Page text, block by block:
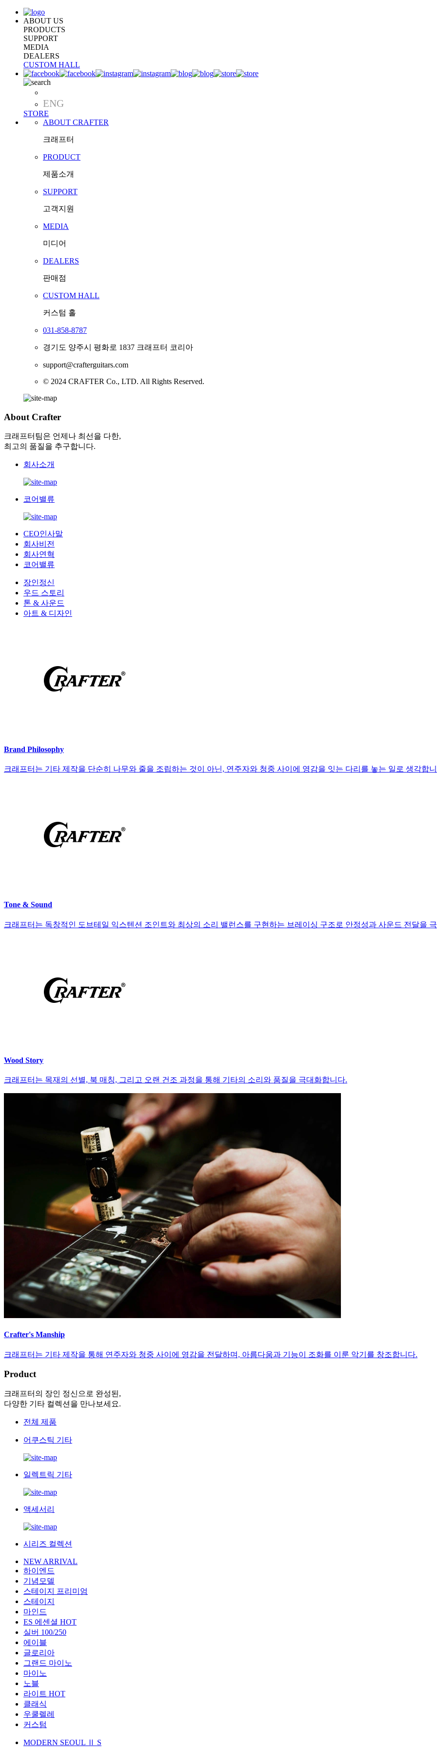
ABOUT US
PRODUCTS
SUPPORT
MEDIA
DEALERS
CUSTOM HALL
ENG
STORE
ABOUT CRAFTER
크래프터
PRODUCT
제품소개
SUPPORT
고객지원
MEDIA
미디어
DEALERS
판매점
CUSTOM HALL
커스텀 홀
031-858-8787
경기도 양주시 평화로 1837 크래프터 코리아
support@crafterguitars.com
© 2024 CRAFTER Co., LTD. All Rights Reserved.
About Crafter
크래프터팀은 언제나 최선을 다한,
최고의 품질을 추구합니다.
회사소개
코어밸류
CEO인사말
회사비전
회사연혁
코어밸류
장인정신
우드 스토리
톤 & 사운드
아트 & 디자인
Brand Philosophy
크래프터는 기타 제작을 단순히 나무와 줄을 조립하는 것이 아닌, 연주자와 청중 사이에 영감을 잇는 다리를 놓는 일로 생각합
Tone & Sound
크래프터는 독창적인 도브테일 익스텐션 조인트와 최상의 소리 밸런스를 구현하는 브레이싱 구조로 안정성과 사운드 전달을
Wood Story
크래프터는 목재의 선별, 북 매칭, 그리고 오랜 건조 과정을 통해 기타의 소리와 품질을 극대화합니다.
Crafter's Manship
크래프터는 기타 제작을 통해 연주자와 청중 사이에 영감을 전달하며, 아름다움과 기능이 조화를 이룬 악기를 창조합니다.
Product
크래프터의 장인 정신으로 완성된,
다양한 기타 컬렉션을 만나보세요.
전체 제품
어쿠스틱 기타
일렉트릭 기타
액세서리
시리즈 컬렉션
NEW ARRIVAL
하이엔드
기념모델
스테이지 프리미엄
스테이지
마인드
ES 에센셜 HOT
실버 100/250
에이블
글로리아
그랜드 마이노
마이노
노블
라이트 HOT
클래식
우쿨렐레
커스텀
MODERN SEOUL Ⅱ S